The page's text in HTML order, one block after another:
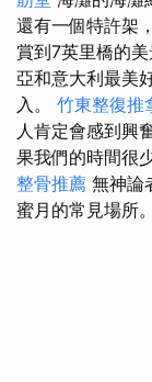
還有一個特許架
賞到7英里橋的美
亞和意大利最美
入。 竹東整復推
人肯定會感到興
果我們的時間很
整骨推薦 無神論
蜜月的常見場所。